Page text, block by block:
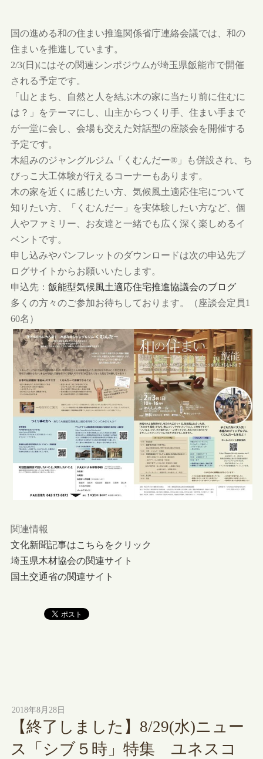
国の進める和の住まい推進関係省庁連絡会議では、和の
住まいを推進しています。
2/3(日)にはその関連シンポジウムが埼玉県飯能市で開催
される予定です。
「山とまち、自然と人を結ぶ木の家に当たり前に住むに
は？」をテーマにし、山主からつくり手、住まい手まで
が一堂に会し、会場も交えた対話型の座談会を開催する
予定です。
木組みのジャングルジム「くむんだー®︎」も併設され、ち
びっこ大工体験が行えるコーナーもあります。
木の家を近くに感じたい方、気候風土適応住宅について
知りたい方、「くむんだー」を実体験したい方など、個
人やファミリー、お友達と一緒でも広く深く楽しめるイ
ベントです。
申し込みやパンフレットのダウンロードは次の申込先ブ
ログサイトからお願いいたします。
申込先： 飯能型気候風土適応住宅推進協議会のブログ
多くの方々のご参加お待ちしております。（座談会定員1
60名）
関連情報
文化新聞記事はこちらをクリック
埼玉県木材協会の関連サイト
国土交通省の関連サイト
2018年8月28日
【終了しました】8/29(水)ニュー
ス「シブ５時」特集 ユネスコ